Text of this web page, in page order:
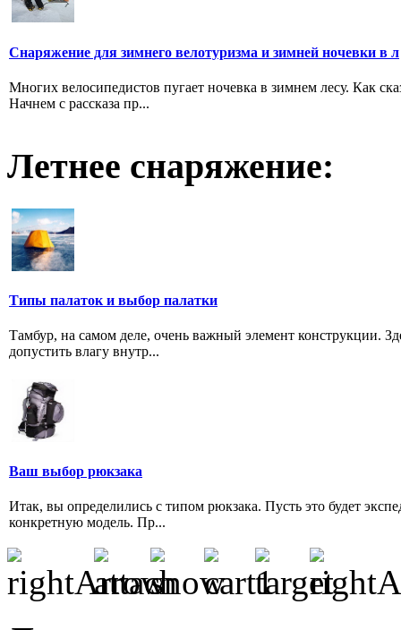
Снаряжение для зимнего велотуризма и зимней ночевки в л
Многих велосипедистов пугает ночевка в зимнем лесу. Как
Начнем с рассказа пр...
Летнее снаряжение:
Типы палаток и выбор палатки
Тамбур, на самом деле, очень важный элемент конструкции.
допустить влагу внутр...
Ваш выбор рюкзака
Итак, вы определились с типом рюкзака. Пусть это будет
конкретную модель. Пр...